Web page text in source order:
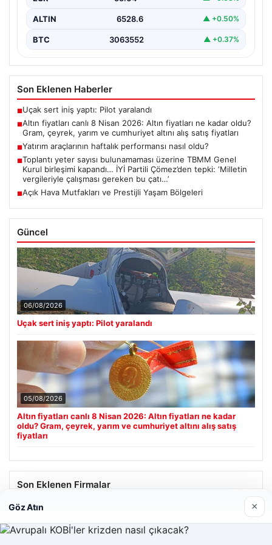
Çeyrek ve Cumhuriyet Altını…
ALTIN 6528.6 ▲ +0.50%
BTC 3063552 ▲ +0.37%
Son Eklenen Haberler
■Uçak sert iniş yaptı: Pilot yaralandı
■Altın fiyatları canlı 8 Nisan 2026: Altın fiyatları ne kadar oldu?
Gram, çeyrek, yarım ve cumhuriyet altını alış satış fiyatları
■Yatırım araçlarının haftalık performansı nasıl oldu?
■Toplantı yeter sayısı bulunamaması üzerine TBMM Genel
Kurul birleşimi kapandı… İYİ Partili Çömez’den tepki: ‘Milletin
vergileriyle çalışması gereken bu çatı…’
■Açık Hava Mutfakları ve Prestijli Yaşam Bölgeleri
Güncel
06/08/2026
Uçak sert iniş yaptı: Pilot yaralandı
05/08/2026
Altın fiyatları canlı 8 Nisan 2026: Altın fiyatları ne kadar
oldu? Gram, çeyrek, yarım ve cumhuriyet altını alış satış
fiyatları
Son Eklenen Firmalar
Enes Kaplan Avukatlık Bürosu
28/04/2026
Göz Atın ×